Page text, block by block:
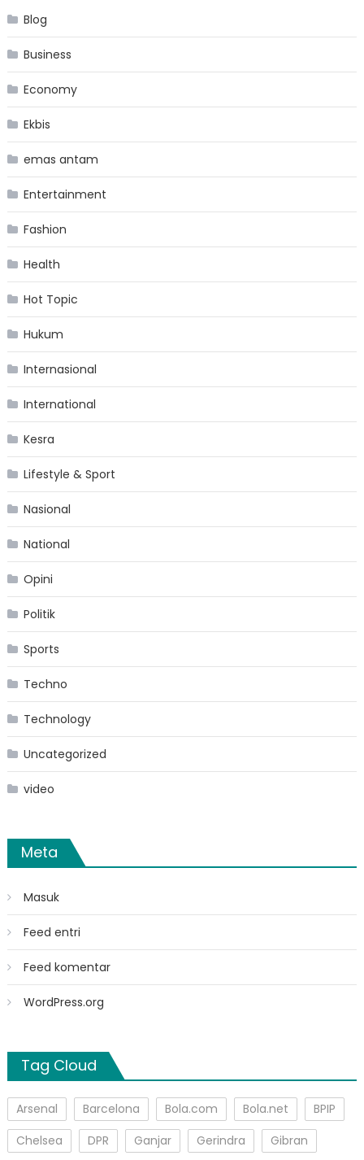
Blog
Business
Economy
Ekbis
emas antam
Entertainment
Fashion
Health
Hot Topic
Hukum
Internasional
International
Kesra
Lifestyle & Sport
Nasional
National
Opini
Politik
Sports
Techno
Technology
Uncategorized
video
Meta
Masuk
Feed entri
Feed komentar
WordPress.org
Tag Cloud
Arsenal Barcelona Bola.com Bola.net
BPIP
Chelsea
DPR Ganjar Gerindra
Gibran